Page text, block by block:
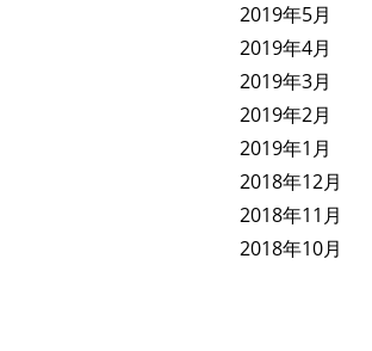
2019年5月
2019年4月
2019年3月
2019年2月
2019年1月
2018年12月
2018年11月
2018年10月